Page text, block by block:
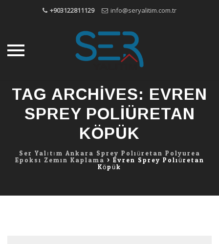
+903122811129 info@seryalitim.com.tr
TAG ARCHIVES: EVREN
SPREY POLIÜRETAN
KÖPÜK
Ser Yalıtım Ankara Sprey Poliüretan Polyurea
Epoksi Zemin Kaplama > Evren Sprey Poliüretan
Köpük